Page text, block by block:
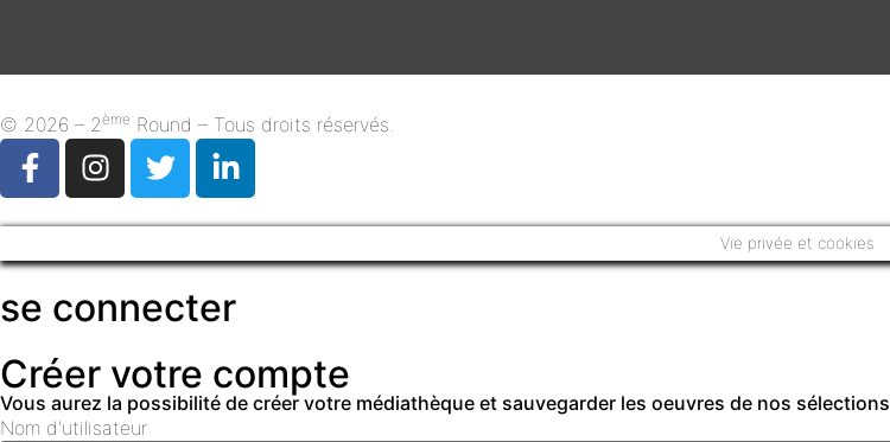
© 2026 – 2ème Round – Tous droits réservés.
Vie privée et cookies
se connecter
Créer votre compte
Vous aurez la possibilité de créer votre médiathèque et sauvegarder les oeuvres de nos sélections
Nom d'utilisateur